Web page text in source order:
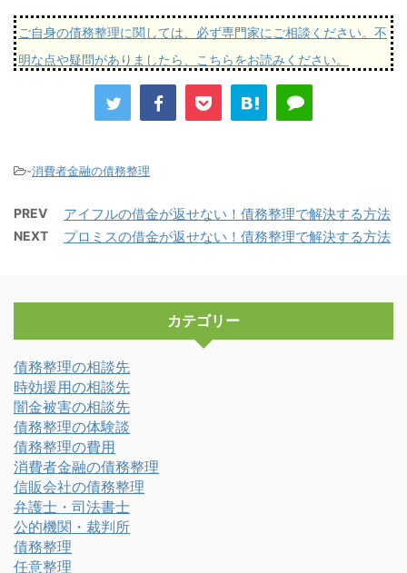
ご自身の債務整理に関しては、必ず専門家にご相談ください。不
明な点や疑問がありましたら、こちらをお読みください。
-消費者金融の債務整理
PREV アイフルの借金が返せない！債務整理で解決する方法
NEXT プロミスの借金が返せない！債務整理で解決する方法
カテゴリー
債務整理の相談先
時効援用の相談先
闇金被害の相談先
債務整理の体験談
債務整理の費用
消費者金融の債務整理
信販会社の債務整理
弁護士・司法書士
公的機関・裁判所
債務整理
任意整理